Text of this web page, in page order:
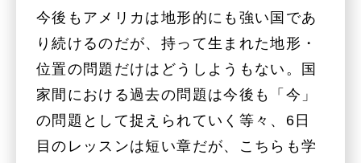
今後もアメリカは地形的にも強い国であ
り続けるのだが、持って生まれた地形・
位置の問題だけはどうしようもない。国
家間における過去の問題は今後も「今」
の問題として捉えられていく等々、6日
目のレッスンは短い章だが、こちらも学